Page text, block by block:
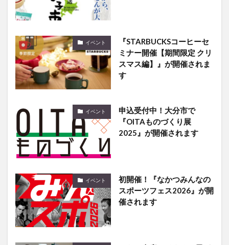
イベント
『STARBUCKSコーヒーセ
ミナー開催【期間限定 クリ
スマス編】』が開催されま
す
イベント
申込受付中！大分市で
『OITAものづくり展
2025』が開催されます
イベント
初開催！『なかつみんなの
スポーツフェス2026』が開
催されます